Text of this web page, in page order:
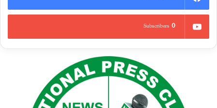
0
Subscribers